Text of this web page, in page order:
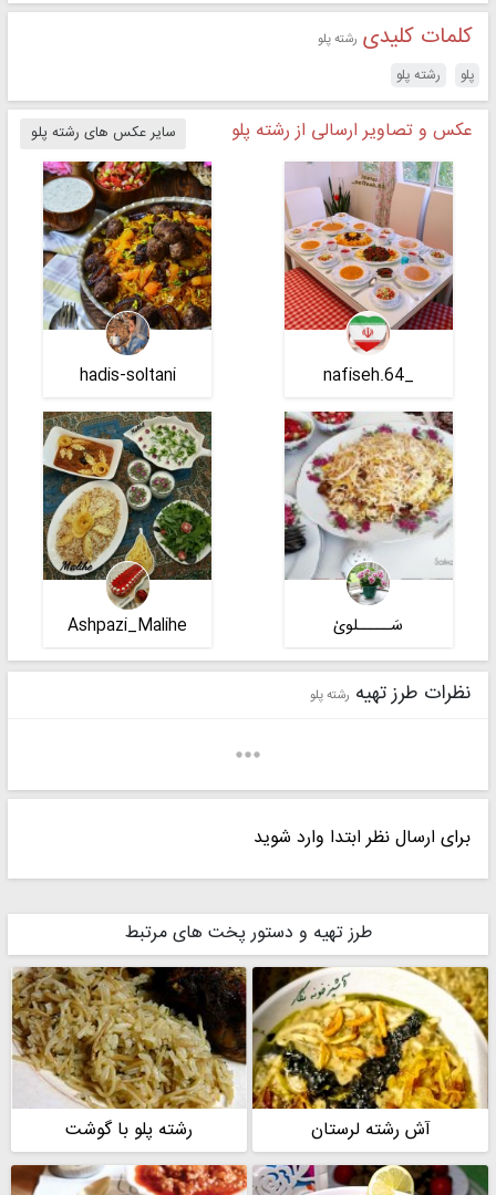
کلمات کلیدی رشته پلو
پلو رشته پلو
عکس و تصاویر ارسالی از رشته پلو سایر عکس های رشته پلو
_nafiseh.64
hadis-soltani
سَـــــلویٰ Ashpazi_Malihe
mahshid_r1401
maryam_ima
محمدمهدی یاسمینا
نظرات طرز تهیه رشته پلو
برای ارسال نظر ابتدا وارد شوید
طرز تهیه و دستور پخت های مرتبط
آش رشته لرستان رشته پلو با گوشت